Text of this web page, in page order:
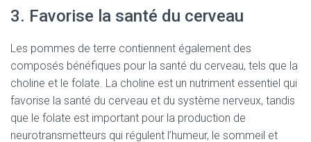
3. Favorise la santé du cerveau
Les pommes de terre contiennent également des
composés bénéfiques pour la santé du cerveau, tels que la
choline et le folate. La choline est un nutriment essentiel qui
favorise la santé du cerveau et du système nerveux, tandis
que le folate est important pour la production de
neurotransmetteurs qui régulent l’humeur, le sommeil et